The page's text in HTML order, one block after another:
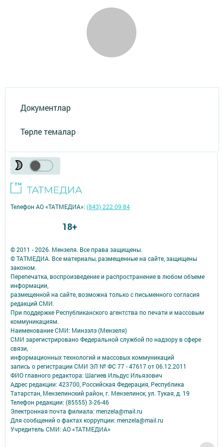
Документлар
Төрле темалар
© 2011 - 2026. Мензеля. Все права защищены.
© ТАТМЕДИА. Все материалы, размещенные на сайте, защищены
законом.
Перепечатка, воспроизведение и распространение в любом объеме
информации,
размещенной на сайте, возможна только с письменного согласия
редакций СМИ.
При поддержке Республиканского агентства по печати и массовым
коммуникациям.
Наименование СМИ: Минзэлэ (Мензеля)
СМИ зарегистрировано Федеральной службой по надзору в сфере
связи,
информационных технологий и массовых коммуникаций
запись о регистрации СМИ ЭЛ № ФС 77 - 47617 от 06.12.2011
ФИО главного редактора: Шагиев Ильдус Ильязович
Адрес редакции: 423700, Российская Федерация, Республика
Татарстан, Мензелинский район, г. Мензелинск, ул. Тукая, д. 19
Телефон редакции: (85555) 3-26-46
Электронная почта филиала: menzela@mail.ru
Для сообщений о фактах коррупции: menzela@mail.ru
Учредитель СМИ: АО «ТАТМЕДИА»
Телефон АО «ТАТМЕДИА»:(843) 222 09 84
18+